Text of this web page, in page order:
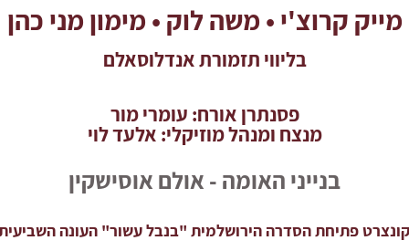
מייק קרוצ'י • משה לוק • מימון מני כהן
בליווי תזמורת אנדלוסאלם
פסנתרן אורח: עומרי מור
מנצח ומנהל מוזיקלי: אלעד לוי
בנייני האומה - אולם אוסישקין
פתיחת הסדרה הירושלמית "בנבל עשור" העונה